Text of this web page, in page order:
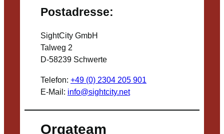
Postadresse:
SightCity GmbH
Talweg 2
D-58239 Schwerte
Telefon: +49 (0) 2304 205 901
E-Mail: info@sightcity.net
Orgateam